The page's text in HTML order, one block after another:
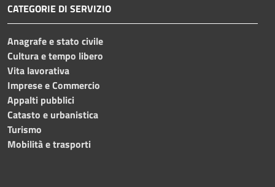
CATEGORIE DI SERVIZIO
Anagrafe e stato civile
Cultura e tempo libero
Vita lavorativa
Imprese e Commercio
Appalti pubblici
Catasto e urbanistica
Turismo
Mobilità e trasporti